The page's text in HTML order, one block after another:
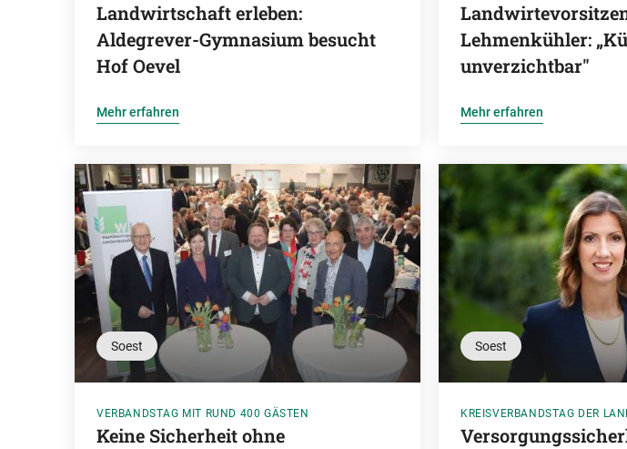
Landwirtschaft erleben:
Aldegrever-Gymnasium besucht
Hof Oevel
Mehr erfahren
Lehmenkühler:
unverzichtbar"
Mehr erfahren
Soest
VERBANDSTAG MIT RUND 400 GÄSTEN
Keine Sicherheit ohne
Soest
KREISVERBANDSTAG DER